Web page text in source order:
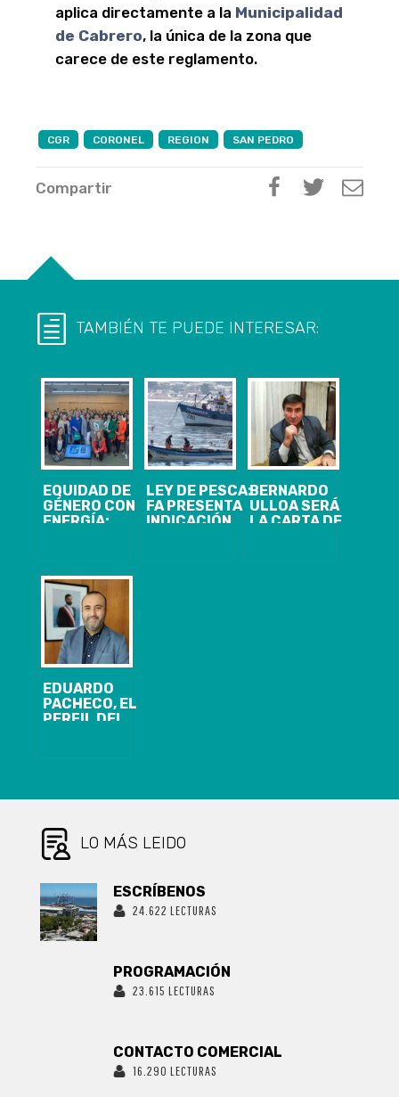
aplica directamente a la Municipalidad
de Cabrero, la única de la zona que
carece de este reglamento.
CGR CORONEL REGION SAN PEDRO
Compartir
TAMBIÉN TE PUEDE INTERESAR:
EQUIDAD DE
GÉNERO CON
ENERGÍA:
CAMINO
DESDE BIOBÍO
LEY DE PESCA:
FA PRESENTA
INDICACIÓN
BERNARDO
ULLOA SERÁ
LA CARTA DE
EDUARDO
PACHECO, EL
PERFIL DEL
LO MÁS LEIDO
ESCRÍBENOS
24.622 LECTURAS
PROGRAMACIÓN
23.615 LECTURAS
CONTACTO COMERCIAL
16.290 LECTURAS